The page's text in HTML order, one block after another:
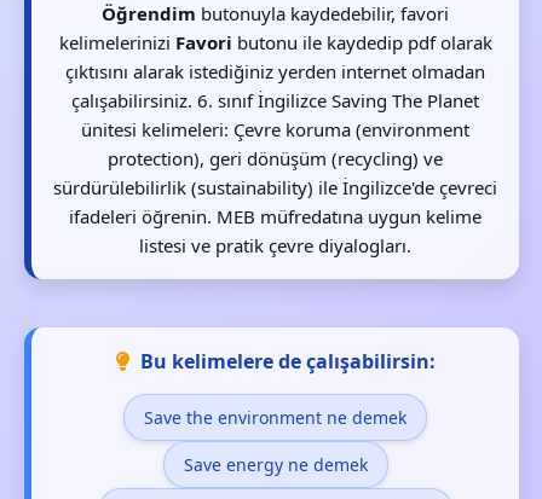
Öğrendim butonuyla kaydedebilir, favori
kelimelerinizi Favori butonu ile kaydedip pdf olarak
çıktısını alarak istediğiniz yerden internet olmadan
çalışabilirsiniz. 6. sınıf İngilizce Saving The Planet
ünitesi kelimeleri: Çevre koruma (environment
protection), geri dönüşüm (recycling) ve
sürdürülebilirlik (sustainability) ile İngilizce'de çevreci
ifadeleri öğrenin. MEB müfredatına uygun kelime
listesi ve pratik çevre diyalogları.
Bu kelimelere de çalışabilirsin:
Save the environment ne demek
Save energy ne demek